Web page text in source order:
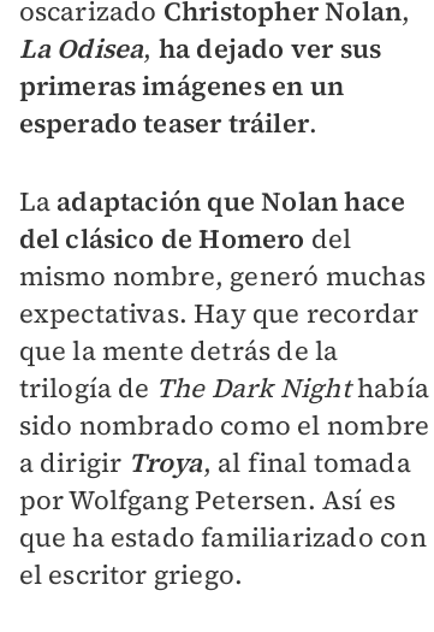
oscarizado Christopher Nolan,
La Odisea, ha dejado ver sus
primeras imágenes en un
esperado teaser tráiler.
La adaptación que Nolan hace
del clásico de Homero del
mismo nombre, generó muchas
expectativas. Hay que recordar
que la mente detrás de la
trilogía de The Dark Nighthabía
sido nombrado como el nombre
a dirigir Troya, al final tomada
por Wolfgang Petersen. Así es
que ha estado familiarizado con
el escritor griego.